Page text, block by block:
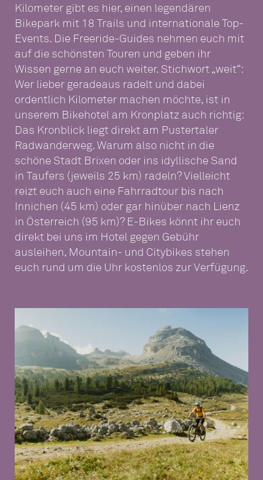
Kilometer gibt es hier, einen legendären
Bikepark mit 18 Trails und internationale Top-
Events. Die Freeride-Guides nehmen euch mit
auf die schönsten Touren und geben ihr
Wissen gerne an euch weiter. Stichwort „weit“:
Wer lieber geradeaus radelt und dabei
ordentlich Kilometer machen möchte, ist in
unserem Bikehotel am Kronplatz auch richtig:
Das Kronblick liegt direkt am Pustertaler
Radwanderweg. Warum also nicht in die
schöne Stadt Brixen oder ins idyllische Sand
in Taufers (jeweils 25 km) radeln? Vielleicht
reizt euch auch eine Fahrradtour bis nach
Innichen (45 km) oder gar hinüber nach Lienz
in Österreich (95 km)? E-Bikes könnt ihr euch
direkt bei uns im Hotel gegen Gebühr
ausleihen, Mountain- und Citybikes stehen
euch rund um die Uhr kostenlos zur Verfügung.